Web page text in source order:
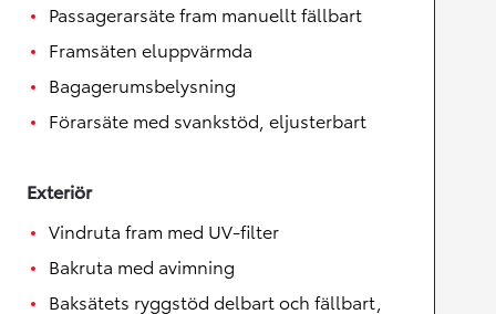
Passagerarsäte fram manuellt fällbart
Framsäten eluppvärmda
Bagagerumsbelysning
Förarsäte med svankstöd, eljusterbart
Exteriör
Vindruta fram med UV-filter
Bakruta med avimning
Baksätets ryggstöd delbart och fällbart,